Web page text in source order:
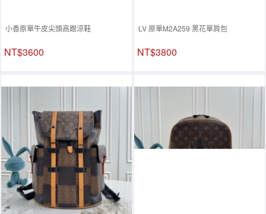
小香原單牛皮尖頭高跟涼鞋
NT$3600
LV 原單M2A259 黑花單肩包
NT$3800